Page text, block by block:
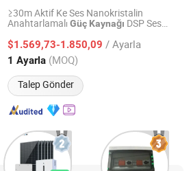
≥30m Aktif Ke Ses Nanokristalin
Anahtarlamalı Güç Kaynağı DSP Ses
$1.569,73-1.850,09 / Ayarla
1 Ayarla (MOQ)
Talep Gönder
Co., Ltd.
Fiyat 2025